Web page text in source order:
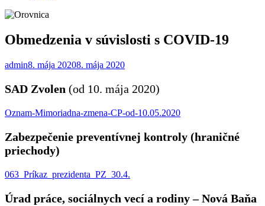
Obmedzenia v súvislosti s COVID-19
admin8. mája 20208. mája 2020
SAD Zvolen (od 10. mája 2020)
Oznam-Mimoriadna-zmena-CP-od-10.05.2020
Zabezpečenie preventívnej kontroly (hraničné
priechody)
063_Príkaz_prezidenta_PZ_30.4.
Úrad práce, sociálnych vecí a rodiny – Nová Baňa